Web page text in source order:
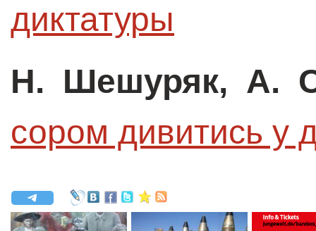
диктатуры
Н. Шешуряк, А.
сором дивитись у